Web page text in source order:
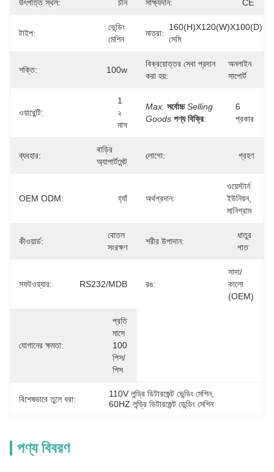
উৎপত্তি স্থল: চীন সাক্ষ্যদান: CE
টাইপ:
ভেন্ডিং
মেশিন
মাত্রা:
160(H)x120(W)x100(D)
সেমি
শক্তি: 100w
বিক্রয়োত্তর সেবা প্রদান
করা হয়:
অনলাইন
সাপোর্ট
ওয়ারেন্টি:
1
২
মাস
Max. সর্বোচ্চ Selling
Goods পণ্য বিক্রি:
6
প্রকার
ব্যবহার:
বাড়ির
অ্যাপার্টমেন্ট
লোগো: গ্রহণ
OEM ODM: হ্যাঁ অর্থপ্রদান:
ওয়েস্টার্ন
ইউনিয়ন,
মানিগ্রাম
কীওয়ার্ড:
বোতল
সংরক্ষণ
শরীর উপাদান:
ধাতুর
পাত
সফটওয়্যার: RS232/MDB রঙ:
সাদা/
কালো
(OEM)
যোগানের ক্ষমতা:
প্রতি
মাসে
100
পিস/
পিস
বিশেষভাবে তুলে ধরা:
110V লন্ড্রি ডিটারজেন্ট ভেন্ডিং মেশিন,
60HZ লন্ড্রি ডিটারজেন্ট ভেন্ডিং মেশিন
পণ্য বিবরণ